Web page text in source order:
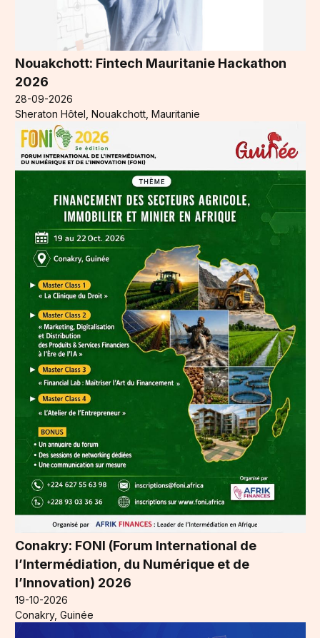
Nouakchott: Fintech Mauritanie Hackathon
2026
28-09-2026
Sheraton Hôtel, Nouakchott, Mauritanie
Conakry: FONI (Forum International de
l’Intermédiation, du Numérique et de
l’Innovation) 2026
19-10-2026
Conakry, Guinée